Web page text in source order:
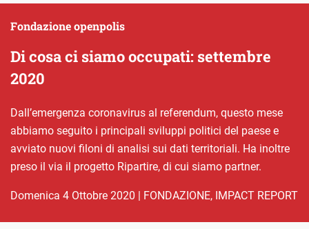
Di cosa ci siamo occupati: settembre
2020
Fondazione openpolis
Dall’emergenza coronavirus al referendum, questo mese
abbiamo seguito i principali sviluppi politici del paese e
avviato nuovi filoni di analisi sui dati territoriali. Ha inoltre
preso il via il progetto Ripartire, di cui siamo partner.
domenica 4 Ottobre 2020 | FONDAZIONE, IMPACT REPORT